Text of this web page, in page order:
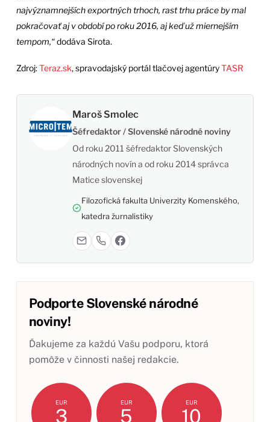
najvýznamnejších exportných trhoch, rast trhu práce by mal
pokračovať aj v období po roku 2016, aj keď už miernejším
tempom,“dodáva Sirota.
Zdroj:Teraz.sk, spravodajský portál tlačovej agentúryTASR
Maroš Smolec
Šéfredaktor / Slovenské národné noviny
Od roku 2011 šéfredaktor Slovenských
národných novín a od roku 2014 správca
Matice slovenskej
Filozofická fakulta Univerzity Komenského,
katedra žurnalistiky
Podporte Slovenské národné
noviny!
Ďakujeme za každú Vašu podporu, ktorá
pomôže v činnosti našej redakcie.
EUR
3
EUR
5
EUR
10